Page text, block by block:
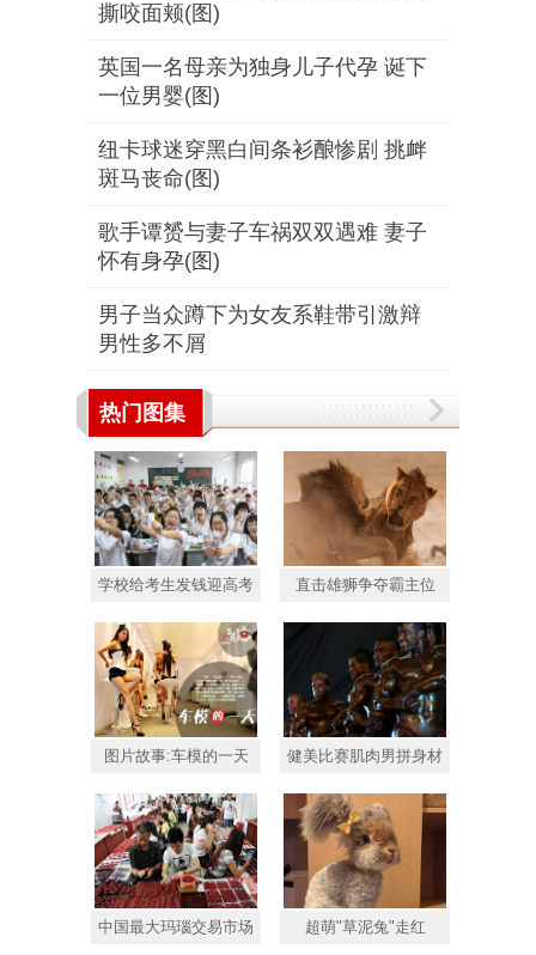
撕咬面颊(图)
英国一名母亲为独身儿子代孕 诞下
一位男婴(图)
纽卡球迷穿黑白间条衫酿惨剧 挑衅
斑马丧命(图)
歌手谭赟与妻子车祸双双遇难 妻子
怀有身孕(图)
男子当众蹲下为女友系鞋带引激辩
男性多不屑
热门图集
学校给考生发钱迎高考 直击雄狮争夺霸主位
图片故事:车模的一天 健美比赛肌肉男拼身材
中国最大玛瑙交易市场 超萌"草泥兔"走红